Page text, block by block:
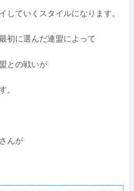
していくスタイルになります。
初に選んだ連盟によって
との戦いが
。
んが